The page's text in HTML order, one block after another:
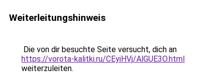
Weiterleitungshinweis
Die von dir besuchte Seite versucht, dich an
https://vorota-kalitki.ru/CEyiHVj/AlGUE3O.html
weiterzuleiten.